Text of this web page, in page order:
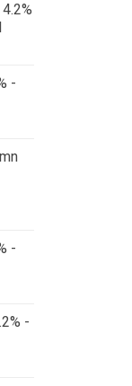
-
-
-